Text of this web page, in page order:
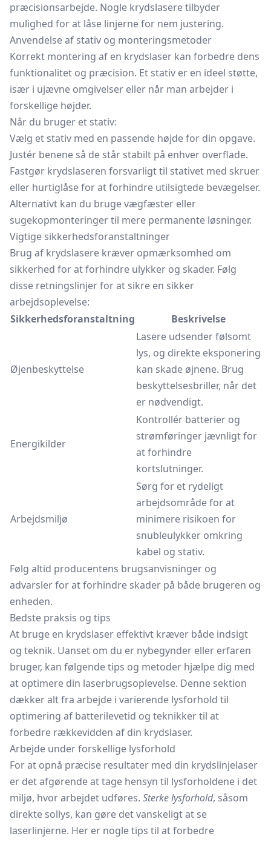
præcisionsarbejde. Nogle krydslasere tilbyder
mulighed for at låse linjerne for nem justering.
Anvendelse af stativ og monteringsmetoder
Korrekt montering af en krydslaser kan forbedre dens
funktionalitet og præcision. Et stativ er en ideel støtte,
især i ujævne omgivelser eller når man arbejder i
forskellige højder.
Når du bruger et stativ:
Vælg et stativ med en passende højde for din opgave.
Justér benene så de står stabilt på enhver overflade.
Fastgør krydslaseren forsvarligt til stativet med skruer
eller hurtiglåse for at forhindre utilsigtede bevægelser.
Alternativt kan du bruge vægfæster eller
sugekopmonteringer til mere permanente løsninger.
Vigtige sikkerhedsforanstaltninger
Brug af krydslasere kræver opmærksomhed om
sikkerhed for at forhindre ulykker og skader. Følg
disse retningslinjer for at sikre en sikker
arbejdsoplevelse:
Sikkerhedsforanstaltning
Beskrivelse
Øjenbeskyttelse
Lasere udsender følsomt
lys, og direkte eksponering
kan skade øjnene. Brug
beskyttelsesbriller, når det
er nødvendigt.
Energikilder
Kontrollér batterier og
strømføringer jævnligt for
at forhindre
kortslutninger.
Arbejdsmiljø
Sørg for et rydeligt
arbejdsområde for at
minimere risikoen for
snubleulykker omkring
kabel og stativ.
Følg altid producentens brugsanvisninger og
advarsler for at forhindre skader på både brugeren og
enheden.
Bedste praksis og tips
At bruge en krydslaser effektivt kræver både indsigt
og teknik. Uanset om du er nybegynder eller erfaren
bruger, kan følgende tips og metoder hjælpe dig med
at optimere din laserbrugsoplevelse. Denne sektion
dækker alt fra arbejde i varierende lysforhold til
optimering af batterilevetid og teknikker til at
forbedre rækkevidden af din krydslaser.
Arbejde under forskellige lysforhold
For at opnå præcise resultater med din krydslinjelaser
er det afgørende at tage hensyn til lysforholdene i det
miljø, hvor arbejdet udføres. Sterke lysforhold, såsom
direkte sollys, kan gøre det vanskeligt at se
laserlinjerne. Her er nogle tips til at forbedre